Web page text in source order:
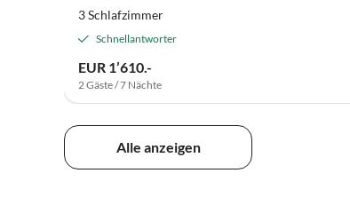
3 Schlafzimmer
Schnellantworter
EUR 1’610.-
2 Gäste / 7 Nächte
Alle anzeigen